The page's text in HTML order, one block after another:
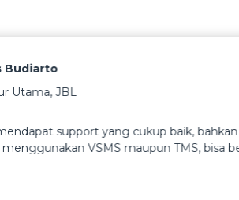
baik, bahkan sangat baik dari McEasy.
TMS, bisa berkerja sama dengan